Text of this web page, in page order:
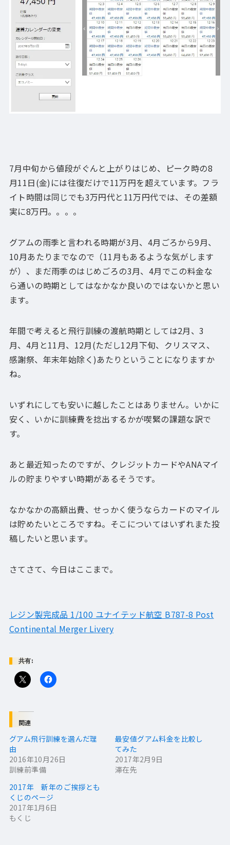
7月中旬から値段がぐんと上がりはじめ、ピーク時の8
月11日(金)には往復だけで11万円を超えています。フラ
イト時間は同じでも3万円代と11万円代では、その差額
実に8万円。。。。
グアムの雨季と言われる時期が3月、4月ごろから9月、
10月あたりまでなので（11月もあるような気がします
が）、まだ雨季のはじめごろの3月、4月でこの料金な
ら通いの時期としてはなかなか良いのではないかと思い
ます。
年間で考えると飛行訓練の渡航時期としては2月、3
月、4月と11月、12月(ただし12月下旬、クリスマス、
感謝祭、年末年始除く)あたりということになりますか
ね。
いずれにしても安いに越したことはありません。いかに
安く、いかに訓練費を捻出するかが喫緊の課題な訳で
す。
あと最近知ったのですが、クレジットカードやANAマイ
ルの貯まりやすい時期があるそうです。
なかなかの高額出費、せっかく使うならカードのマイル
は貯めたいところですね。そこについてはいずれまた投
稿したいと思います。
さてさて、今日はここまで。
レジン製完成品 1/100 ユナイテッド航空 B787-8 Post
Continental Merger Livery
共有:
関連
グアム飛行訓練を選んだ理
由
2016年10月26日
訓練前準備
最安値グアム料金を比較し
てみた
2017年2月9日
滞在先
2017年 新年のご挨拶とも
くじのページ
2017年1月6日
もくじ